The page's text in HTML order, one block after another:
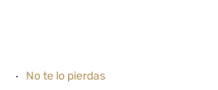
No te lo pierdas